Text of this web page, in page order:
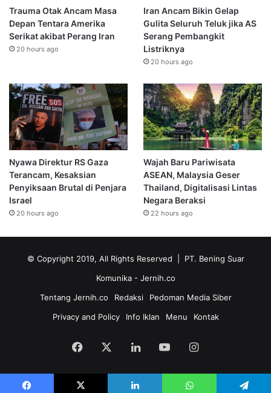
Trauma Otak Ancam Masa
Depan Tentara Amerika
Serikat akibat Perang Iran
20 hours ago
Iran Ancam Bikin Gelap
Gulita Seluruh Teluk jika AS
Serang Pembangkit
Listriknya
20 hours ago
Nyawa Direktur RS Gaza
Terancam, Kesaksian
Penyiksaan Brutal di Penjara
Israel
20 hours ago
Wajah Baru Pariwisata
ASEAN, Malaysia Geser
Thailand, Digitalisasi Lintas
Negara Beraksi
22 hours ago
© Copyright 2019, All Rights Reserved | PT. Bening Suar
Komunika - Jernih.co
Tentang Jernih.co
Redaksi
Pedoman Media Siber
Privacy and Policy
Info Iklan Menu Kontak
Facebook LinkedInYouTubeInstagram